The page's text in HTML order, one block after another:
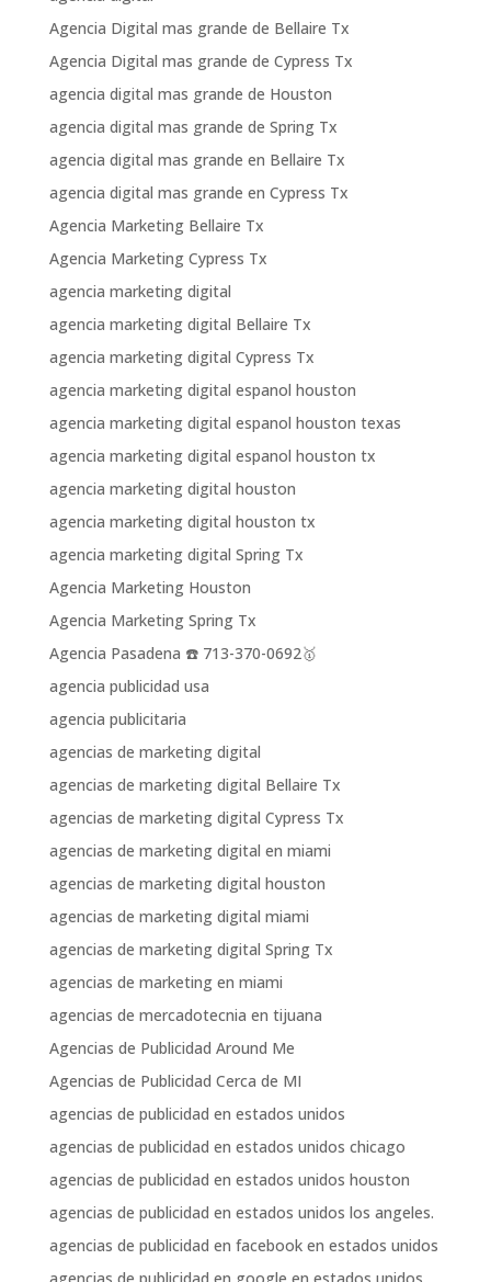
Agencia Digital mas grande de Bellaire Tx
Agencia Digital mas grande de Cypress Tx
agencia digital mas grande de Houston
agencia digital mas grande de Spring Tx
agencia digital mas grande en Bellaire Tx
agencia digital mas grande en Cypress Tx
Agencia Marketing Bellaire Tx
Agencia Marketing Cypress Tx
agencia marketing digital
agencia marketing digital Bellaire Tx
agencia marketing digital Cypress Tx
agencia marketing digital espanol houston
agencia marketing digital espanol houston texas
agencia marketing digital espanol houston tx
agencia marketing digital houston
agencia marketing digital houston tx
agencia marketing digital Spring Tx
Agencia Marketing Houston
Agencia Marketing Spring Tx
Agencia Pasadena ☎️ 713-370-0692🥇
agencia publicidad usa
agencia publicitaria
agencias de marketing digital
agencias de marketing digital Bellaire Tx
agencias de marketing digital Cypress Tx
agencias de marketing digital en miami
agencias de marketing digital houston
agencias de marketing digital miami
agencias de marketing digital Spring Tx
agencias de marketing en miami
agencias de mercadotecnia en tijuana
Agencias de Publicidad Around Me
Agencias de Publicidad Cerca de MI
agencias de publicidad en estados unidos
agencias de publicidad en estados unidos chicago
agencias de publicidad en estados unidos houston
agencias de publicidad en estados unidos los angeles.
agencias de publicidad en facebook en estados unidos
agencias de publicidad en google en estados unidos